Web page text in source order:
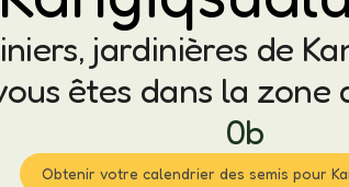
jardinières de
êtes dans la zone
0b
Obtenir votre calendrier des semis pour